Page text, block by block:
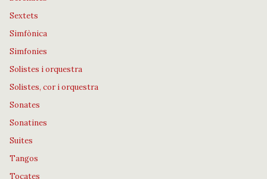
Sextets
Simfònica
Simfonies
Solistes i orquestra
Solistes, cor i orquestra
Sonates
Sonatines
Suites
Tangos
Tocates